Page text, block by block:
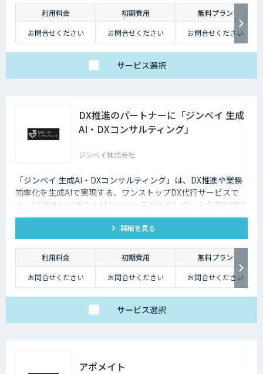
利用料金 初期費用
無料プラン
お問合せください
お問合せください お問合せください
サービス選択
DX推進のパートナーに「ジンベイ 生成
AI・DXコンサルティング」
ジンベイ株式会社
「ジンベイ 生成AI・DXコンサルティング」は、DX推進や業務
効率化を生成AIで実現する、ワンストップDX代行サービスで
す。DX推進に必要な人材やリソースが不足している企業の課題
を解決し、業務課題の特定からソリューションの導入・運用ま
で一括でサポートします。
詳細を見る
利用料金 初期費用
無料プラン
お問合せください
お問合せください お問合せください
サービス選択
アポメイト